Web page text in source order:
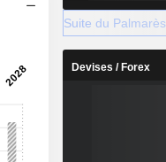
Suite du Palmarès
Devises / Forex